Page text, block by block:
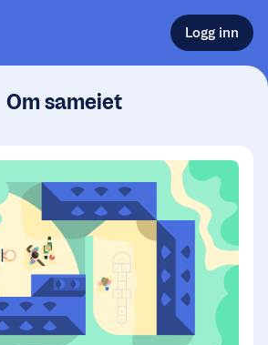
Logg inn
Om sameiet